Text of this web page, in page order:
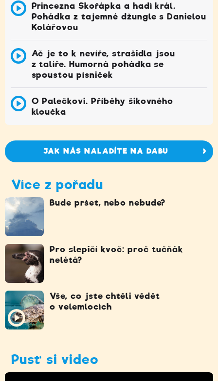
Princezna Skořápka a hadí král.
Pohádka z tajemné džungle s Danielou
Kolářovou
Ač je to k nevíře, strašidla jsou
z talíře. Humorná pohádka se
spoustou písniček
O Palečkovi. Příběhy šikovného
kloučka
JAK NÁS NALADÍTE NA DABU
Více z pořadu
Bude pršet, nebo nebude?
Pro slepičí kvoč: proč tučňák
nelétá?
Vše, co jste chtěli vědět
o velemlocích
Pusť si video